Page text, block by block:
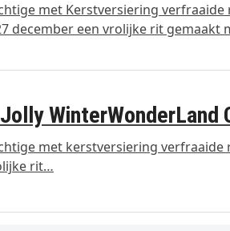
met Kerstversiering
december een vrolijke rit gemaakt
WinterWonderLand
met kerstversiering
rit…